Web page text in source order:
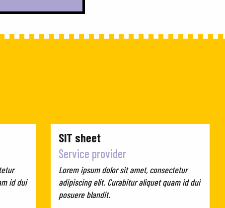
id dui
SIT sheet
Service provider
Lorem ipsum dolor sit amet, consectetur
adipiscing elit. Curabitur aliquet quam id dui
posuere blandit.